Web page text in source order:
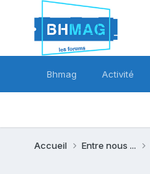
Bhmag Activité
Accueil Entre nous ...